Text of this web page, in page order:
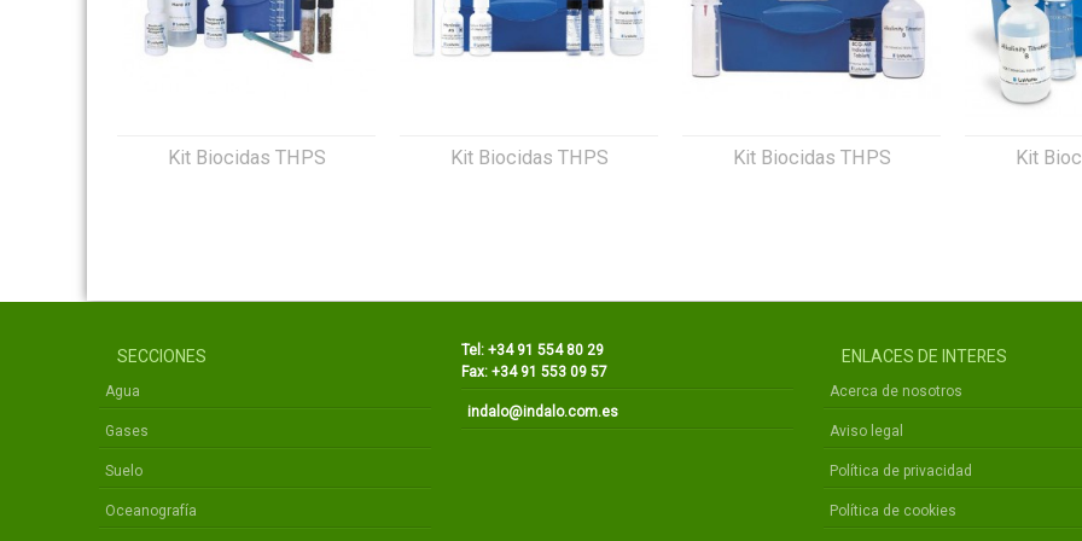
Kit Biocidas THPS Kit Biocidas THPS Kit Biocidas THPS Kit
SECCIONES
Agua
Gases
Suelo
Oceanografía
Tel: +34 91 554 80 29
Fax: +34 91 553 09 57
indalo@indalo.com.es
ENLACES DE INTERES
Acerca de nosotros
Aviso legal
Política de privacidad
Política de cookies